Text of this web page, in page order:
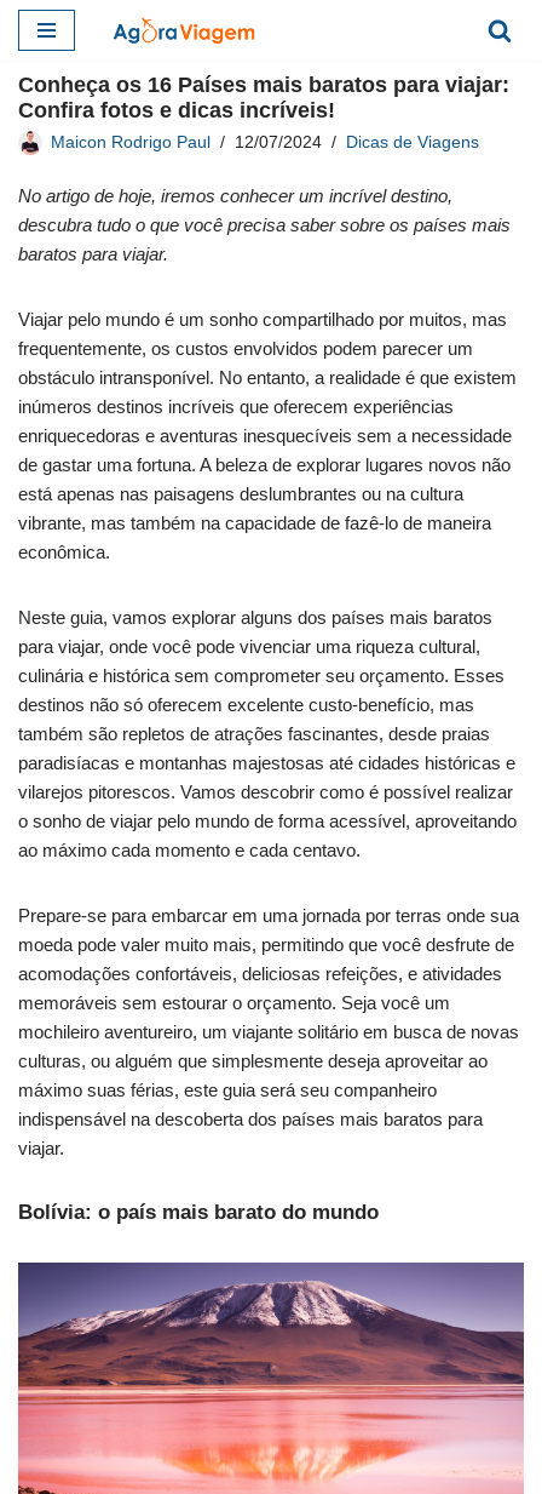
para
o
conteúdo
Conheça os 16 Países mais baratos para viajar:
Confira fotos e dicas incríveis!
Maicon Rodrigo Paul 12/07/2024 Dicas de Viagens
No artigo de hoje, iremos conhecer um incrível destino,
descubra tudo o que você precisa saber sobre os países mais
baratos para viajar.
Viajar pelo mundo é um sonho compartilhado por muitos, mas
frequentemente, os custos envolvidos podem parecer um
obstáculo intransponível. No entanto, a realidade é que existem
inúmeros destinos incríveis que oferecem experiências
enriquecedoras e aventuras inesquecíveis sem a necessidade
de gastar uma fortuna. A beleza de explorar lugares novos não
está apenas nas paisagens deslumbrantes ou na cultura
vibrante, mas também na capacidade de fazê-lo de maneira
econômica.
Neste guia, vamos explorar alguns dos países mais baratos
para viajar, onde você pode vivenciar uma riqueza cultural,
culinária e histórica sem comprometer seu orçamento. Esses
destinos não só oferecem excelente custo-benefício, mas
também são repletos de atrações fascinantes, desde praias
paradisíacas e montanhas majestosas até cidades históricas e
vilarejos pitorescos. Vamos descobrir como é possível realizar
o sonho de viajar pelo mundo de forma acessível, aproveitando
ao máximo cada momento e cada centavo.
Prepare-se para embarcar em uma jornada por terras onde sua
moeda pode valer muito mais, permitindo que você desfrute de
acomodações confortáveis, deliciosas refeições, e atividades
memoráveis sem estourar o orçamento. Seja você um
mochileiro aventureiro, um viajante solitário em busca de novas
culturas, ou alguém que simplesmente deseja aproveitar ao
máximo suas férias, este guia será seu companheiro
indispensável na descoberta dos países mais baratos para
viajar.
Bolívia: o país mais barato do mundo